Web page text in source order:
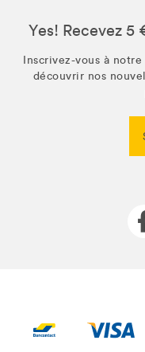
Yes! Recevez 5
Inscrivez-vous à
découvrir nos